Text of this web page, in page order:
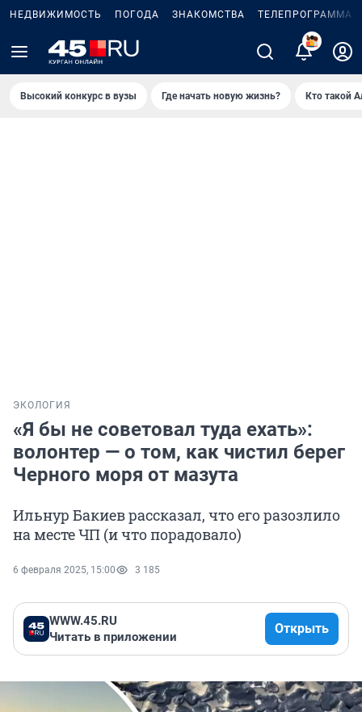
НЕДВИЖИМОСТЬ ПОГОДА ЗНАКОМСТВА ТЕЛЕПРОГРАММА
2
Высокий конкурс в вузы Где начать новую жизнь? Кто такой
ЭКОЛОГИЯ
«Я бы не советовал туда ехать»:
волонтер — о том, как чистил берег
Черного моря от мазута
Ильнур Бакиев рассказал, что его разозлило
на месте ЧП (и что порадовало)
6 февраля 2025, 15:00 3 185
WWW.45.RU
Читать в приложении
Открыть